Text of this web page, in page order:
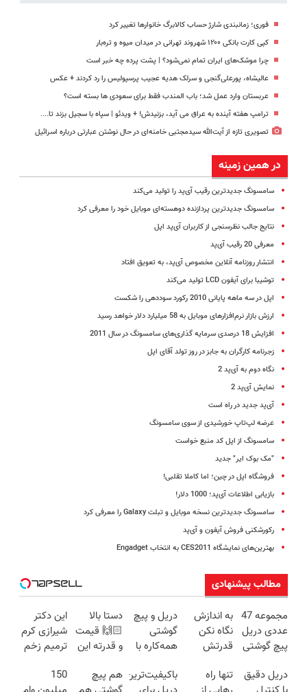
فوری؛ زمانبندی‌ شارژ حساب کالابرگ خانوارها تغییر کرد
کپی کارت بانکی ۱۲۰۰ شهروند تهرانی در میدان میوه و تره‌بار
چرا موشک‌های ایران تمام نمی‌شود؟ | پشت پرده چه خبر است
عالیشاه، پورعلی‌گنجی و سرلک هدیه عجیب پرسپولیس را رد کردند + عکس
عربستان وارد عمل شد؛ باب المندب فقط برای سعودی ها بسته است؟
ترامپ هفته آینده به عراق می آید، بزنیدش! + ویدئو | سپاه با سجیل بزند تا....
تصویری تازه از آیت‌الله سیدمجتبی خامنه‌ای در حال نوشتن عبارتی درباره اسرائیل
در همین زمینه
سامسونگ جدیدترین رقیب آی‌پد را تولید می‌کند
سامسونگ جدیدترین پردازنده دوهسته‌ای موبایل خود را معرفی کرد
نتایج جالب نظرسنجی از کاربران آی‌پد اپل
معرفی 20 رقیب آی‌پد
انتشار روزنامه‌‌ آنلاین مخصوص آی‌پد، به تعویق افتاد
توشیبا برای آیفون LCD تولید می‌کند
اپل در سه ماهه پایانی 2010 رکورد سوددهی را شکست
ارزش بازار نرم‌افزارهای موبایل به 58 میلیارد دلار خواهد رسید
افزایش 18 درصدی سرمایه گذاری‌های سامسونگ در سال 2011
زجرنامه کارگران به جابز در روز تولد آقای اپل
نگاه دوم به آی‌پد 2
نمایش آی‌پد 2
آی‌پد جدید در راه است
عرضه‌ لپ‌تاپ خورشیدی از سوی سامسونگ
سامسونگ از اپل کد منبع خواست
"مک بوک ایر" جدید
فروشگاه اپل در چین؛ اما کاملا تقلبی!
بازیابی اطلاعات آی‌پد؛ 1000 دلار!
سامسونگ جدیدترین نسخه موبایل و تبلت Galaxy را معرفی کرد
رکورشکنی فروش آیفون و آی‌پد
بهترین‌های نمایشگاه CES2011 به انتخاب Engadget
مطالب پیشنهادی
مجموعه 47
عددی دریل
پیچ گوشتی
(تخفیف به
به اندازش
نگاه نکن
قدرتش
😉 (پرداخت
دریل و پیچ
گوشتی
همه‌کاره با
هوشمند ⚙️
دستا بالا
🙌🏻 قیمت
و قدرته این
میده🔥
این دکتر
شیرازی کرم
ترمیم زخم
ساخت!!!
دریل دقیق
تنها راه
باکیفیت‌ترین هم پیچ
150